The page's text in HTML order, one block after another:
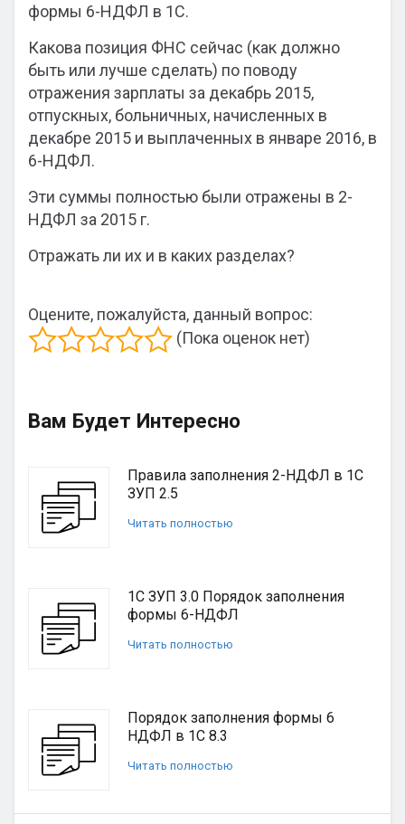
формы 6-НДФЛ в 1С.
Какова позиция ФНС сейчас (как должно
быть или лучше сделать) по поводу
отражения зарплаты за декабрь 2015,
отпускных, больничных, начисленных в
декабре 2015 и выплаченных в январе 2016, в
6-НДФЛ.
Эти суммы полностью были отражены в 2-
НДФЛ за 2015 г.
Отражать ли их и в каких разделах?
Оцените, пожалуйста, данный вопрос:
(Пока оценок нет)
Вам Будет Интересно
Правила заполнения 2-НДФЛ в 1С
ЗУП 2.5
Читать полностью
1С ЗУП 3.0 Порядок заполнения
формы 6-НДФЛ
Читать полностью
Порядок заполнения формы 6
НДФЛ в 1С 8.3
Читать полностью